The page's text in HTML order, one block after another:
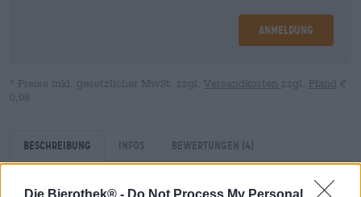
Die Bierothek® - Do Not Process My Personal
Anmeldung
* Preise inkl. gesetzlicher MwSt. zzgl. Versandkosten zzgl. Pfand €
0,08
Beschreibung Infos Bewertungen (4)